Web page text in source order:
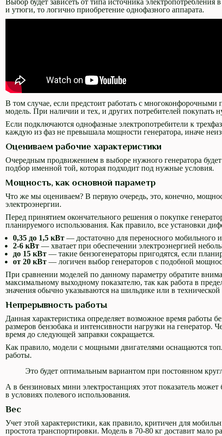
Выбор будет зависеть от типа источника
и утюги, то логично приобретение однофазного аппарата.
В том случае, если предстоит работать с многоконфорочными
модель. При наличии и тех, и других потребителей покупать
Если подключаются однофазные электропотребители к
каждую из фаз не превышала мощности генератора, иначе
Оцениваем рабочие характеристики
Очередным продвижением в выборе нужного генератора
подбор именной той, которая подходит под нужные условия.
Мощность, как основной параметр
Что же мы оцениваем? В первую очередь, это, конечно,
электроэнергии.
Перед принятием окончательного решения о покупке
планируемого использования. Как правило, все установки
0,35 до 1,5 кВт — достаточно для переносного мобильного
2-6 кВт — хватает при обеспечении электроэнергией
до 15 кВт — такие бензогенераторы пригодятся, если
от 20 кВт — логичен выбор генераторов с подобной
При сравнении моделей по данному параметру обратите
максимальному выходному показателю, так как работа в
значения обычно указываются на шильдике или в технической
Непрерывность работы
Данная характеристика определяет возможное время работы
размеров бензобака и интенсивности нагрузки на
время до следующей заправки сокращается.
Как правило, модели с мощными двигателями оснащаются
работы.
Это будет оптимальным вариантом при постоянном
А в бензиновых мини электростанциях этот показатель
в условиях полевого использования.
Вес
Учет этой характеристики, как правило, критичен для
простота транспортировки. Модель в 70-80 кг доставит мало